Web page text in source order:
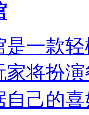
是一款
家将扮
自己的